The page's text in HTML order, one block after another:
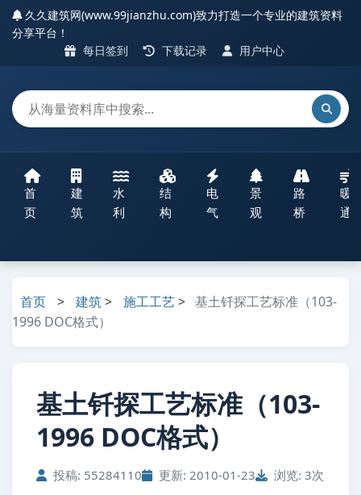
久久建筑网(www.99jianzhu.com)致力打造一个专业的建筑资料
分享平台！
每日签到
下载记录 用户中心
首
页
建
筑
水
利
结
构
电
气
景
观
路
桥
暖
通
首页 > 建筑> 施工工艺> 基土钎探工艺标准（103-
1996 DOC格式）
基土钎探工艺标准（103-
1996 DOC格式）
投稿: 55284110 更新: 2010-01-23 浏览: 3次